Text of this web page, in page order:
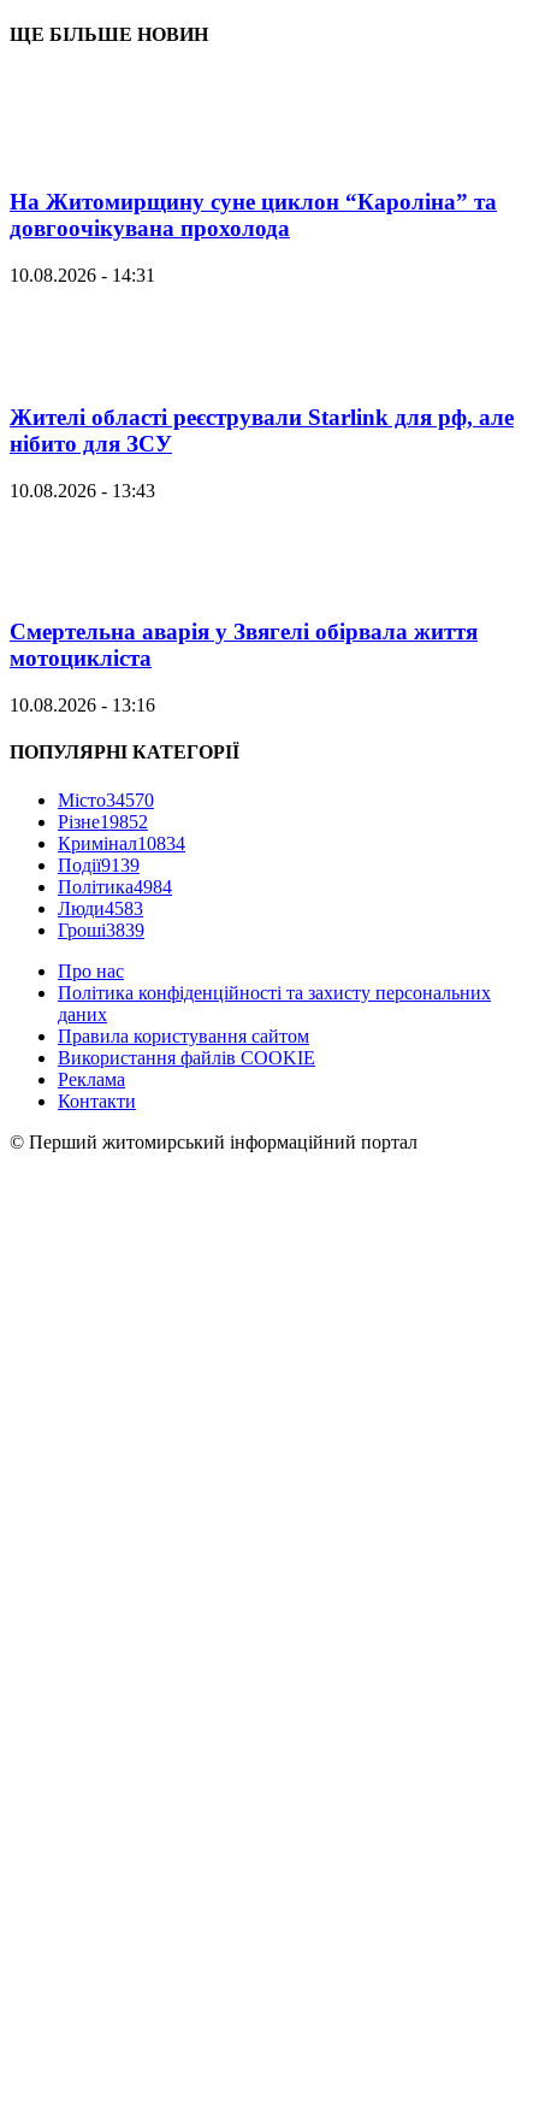
ЩЕ БІЛЬШЕ НОВИН
На Житомирщину суне циклон “Кароліна” та
довгоочікувана прохолода
10.08.2026 - 14:31
Жителі області реєстрували Starlink для рф, але
нібито для ЗСУ
10.08.2026 - 13:43
Смертельна аварія у Звягелі обірвала життя
мотоцикліста
10.08.2026 - 13:16
ПОПУЛЯРНІ КАТЕГОРІЇ
Місто34570
Різне19852
Кримінал10834
Події9139
Політика4984
Люди4583
Гроші3839
Про нас
Політика конфіденційності та захисту персональних
даних
Правила користування сайтом
Використання файлів COOKIE
Реклама
Контакти
© Перший житомирський інформаційний портал